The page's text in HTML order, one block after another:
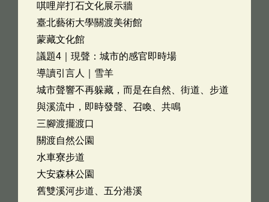
唭哩岸打石文化展示牆
臺北藝術大學關渡美術館
蒙藏文化館
議題4｜現聲：城市的感官即時場
導讀引言人｜雪羊
城市聲響不再躲藏，而是在自然、街道、步道
與溪流中，即時發聲、召喚、共鳴
三腳渡擺渡口
關渡自然公園
水車寮步道
大安森林公園
舊雙溪河步道、五分港溪